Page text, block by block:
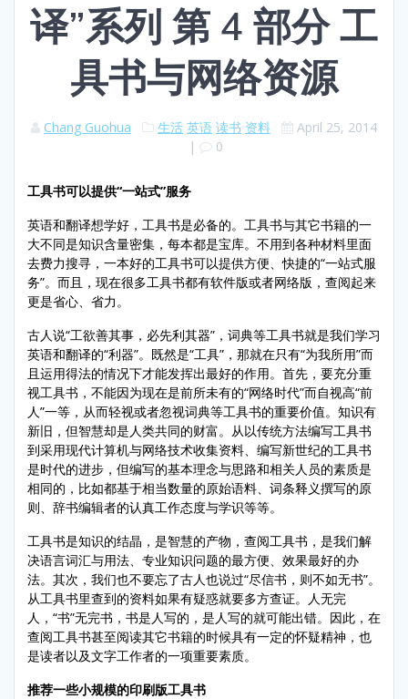
译”系列 第 4 部分 工
具书与网络资源
Chang Guohua 生活 英语 读书 资料
April 25, 2014
|
0
工具书可以提供“一站式”服务
英语和翻译想学好，工具书是必备的。工具书与其它书籍的一
大不同是知识含量密集，每本都是宝库。不用到各种材料里面
去费力搜寻，一本好的工具书可以提供方便、快捷的“一站式服
务”。而且，现在很多工具书都有软件版或者网络版，查阅起来
更是省心、省力。
古人说“工欲善其事，必先利其器”，词典等工具书就是我们学习
英语和翻译的“利器”。既然是“工具”，那就在只有“为我所用”而
且运用得法的情况下才能发挥出最好的作用。首先，要充分重
视工具书，不能因为现在是前所未有的“网络时代”而自视高“前
人”一等，从而轻视或者忽视词典等工具书的重要价值。知识有
新旧，但智慧却是人类共同的财富。从以传统方法编写工具书
到采用现代计算机与网络技术收集资料、编写新世纪的工具书
是时代的进步，但编写的基本理念与思路和相关人员的素质是
相同的，比如都基于相当数量的原始语料、词条释义撰写的原
则、辞书编辑者的认真工作态度与学识等等。
工具书是知识的结晶，是智慧的产物，查阅工具书，是我们解
决语言词汇与用法、专业知识问题的最方便、效果最好的办
法。其次，我们也不要忘了古人也说过“尽信书，则不如无书”。
从工具书里查到的资料如果有疑惑就要多方查证。人无完
人，“书”无完书，书是人写的，是人写的就可能出错。因此，在
查阅工具书甚至阅读其它书籍的时候具有一定的怀疑精神，也
是读者以及文字工作者的一项重要素质。
推荐一些小规模的印刷版工具书